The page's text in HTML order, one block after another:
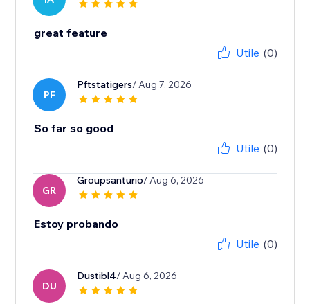
great feature
Utile (0)
PF
Pftstatigers/ Aug 7, 2026
So far so good
Utile (0)
GR
Groupsanturio/ Aug 6, 2026
Estoy probando
Utile (0)
DU
Dustibl4/ Aug 6, 2026